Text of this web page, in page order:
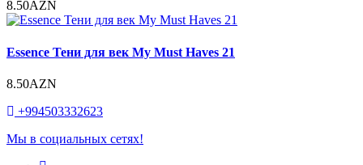
8.50AZN
Essence Тени для век My Must Haves 21
8.50AZN
+994503332623
Мы в социальных сетях!